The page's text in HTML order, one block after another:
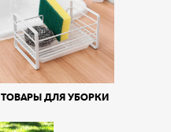
ТОВАРЫ ДЛЯ УБОРКИ